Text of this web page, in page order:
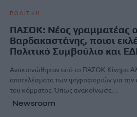
ΠΟΛΙΤΙΚΗ
ΠΑΣΟΚ: Νέος γραμματέας ο
Βαρδακαστάνης, ποιοι
Πολιτικό Συμβούλιο και
Ανακοινώθηκαν από το ΠΑΣΟΚ-Κίνημα
αποτελέσματα των ψηφοφοριών για την
του κόμματος. Όπως ανακοίνωσε…
Newsroom